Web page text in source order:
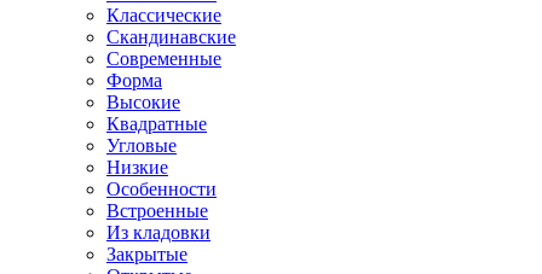
Классические
Скандинавские
Современные
Форма
Высокие
Квадратные
Угловые
Низкие
Особенности
Встроенные
Из кладовки
Закрытые